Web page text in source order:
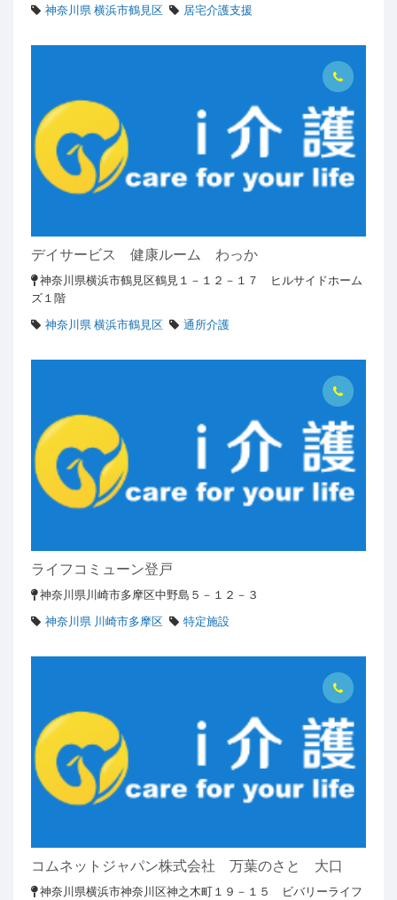
神奈川県 横浜市鶴見区
居宅介護支援
デイサービス 健康ルーム わっか
神奈川県横浜市鶴見区鶴見１－１２－１７ ヒルサイドホーム
ズ１階
神奈川県 横浜市鶴見区
通所介護
ライフコミューン登戸
神奈川県川崎市多摩区中野島５－１２－３
神奈川県 川崎市多摩区
特定施設
コムネットジャパン株式会社 万葉のさと 大口
神奈川県横浜市神奈川区神之木町１９－１５ ビバリーライフ